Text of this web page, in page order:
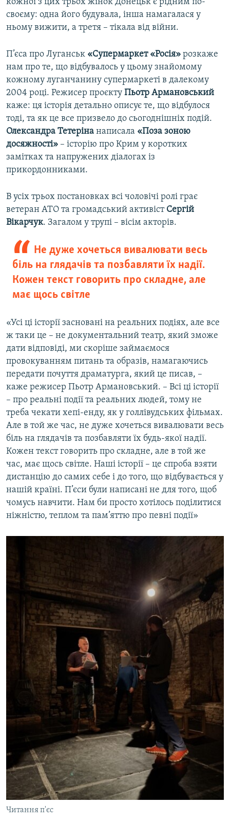
кожної з цих трьох жінок Донецьк є рідним по-
своєму: одна його будувала, інша намагалася у
ньому вижити, а третя – тікала від війни.
П’єса про Луганськ «Супермаркет «Росія» розкаже
нам про те, що відбувалось у цьому знайомому
кожному луганчанину супермаркеті в далекому
2004 році. Режисер проєкту Пьотр Армановський
каже: ця історія детально описує те, що відбулося
тоді, та як це все призвело до сьогоднішніх подій.
Олександра Тетеріна написала «Поза зоною
досяжності» – історію про Крим у коротких
замітках та напружених діалогах із
прикордонниками.
В усіх трьох постановках всі чоловічі ролі грає
ветеран АТО та громадський активіст Сергій
Вікарчук. Загалом у трупі – вісім акторів.
Не дуже хочеться вивалювати весь
біль на глядачів та позбавляти їх надії.
Кожен текст говорить про складне, але
має щось світле
«Усі ці історії засновані на реальних подіях, але все
ж таки це – не документальний театр, який зможе
дати відповіді, ми скоріше займаємося
провокуванням питань та образів, намагаючись
передати почуття драматурга, який це писав, –
каже режисер Пьотр Армановський. – Всі ці історії
– про реальні події та реальних людей, тому не
треба чекати хепі-енду, як у голлівудських фільмах.
Але в той же час, не дуже хочеться вивалювати весь
біль на глядачів та позбавляти їх будь-якої надії.
Кожен текст говорить про складне, але в той же
час, має щось світле. Наші історії – це спроба взяти
дистанцію до самих себе і до того, що відбувається у
нашій країні. П’єси були написані не для того, щоб
чомусь навчити. Нам би просто хотілось поділитися
ніжністю, теплом та пам’яттю про певні події»
Читання п'єс